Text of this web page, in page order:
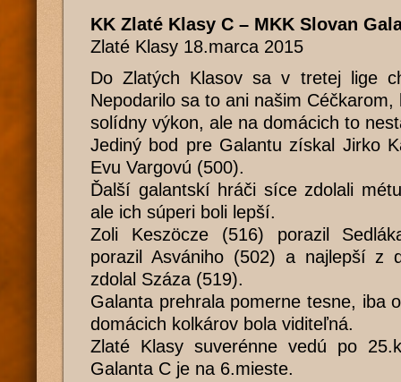
KK Zlaté Klasy C – MKK Slovan
Zlaté Klasy 18.marca 2015
Do Zlatých Klasov sa v tretej lige
Nepodarilo sa to ani našim
solídny výkon, ale na domácich to
Jediný bod pre Galantu získal Jirko
Evu Vargovú (500).
Ďalší galantskí hráči síce zdolali
ale ich súperi boli lepší.
Zoli Keszöcze (516) porazil
porazil Asvániho (502) a najlepší z
zdolal Száza (519).
Galanta prehrala pomerne tesne, iba
domácich kolkárov bola viditeľná.
Zlaté Klasy suverénne vedú po
Galanta C je na 6.mieste.